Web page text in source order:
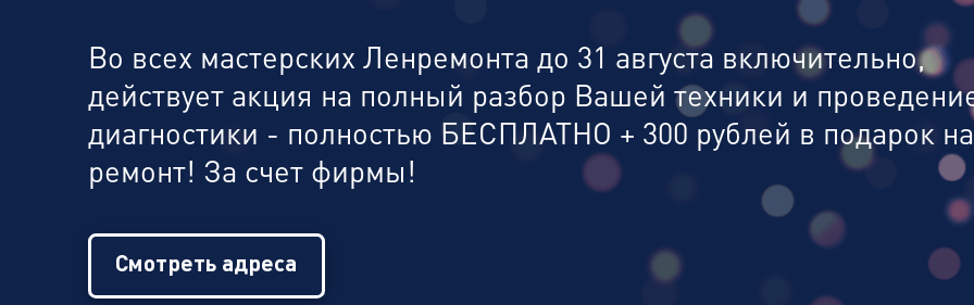
Во всех мастерских Ленремонта до 31 августа включительно,
действует акция на полный разбор Вашей техники и
диагностики - полностью БЕСПЛАТНО + 300 рублей в подарок на
ремонт! За счет фирмы!
Смотреть адреса